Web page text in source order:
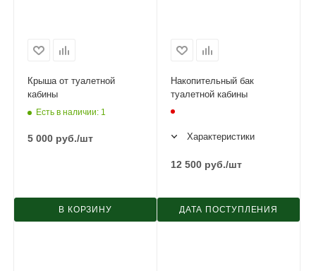
Крыша от туалетной
кабины
Есть в наличии: 1
5 000 руб./шт
В КОРЗИНУ
Накопительный бак
туалетной кабины
Характеристики
12 500 руб./шт
ДАТА ПОСТУПЛЕНИЯ